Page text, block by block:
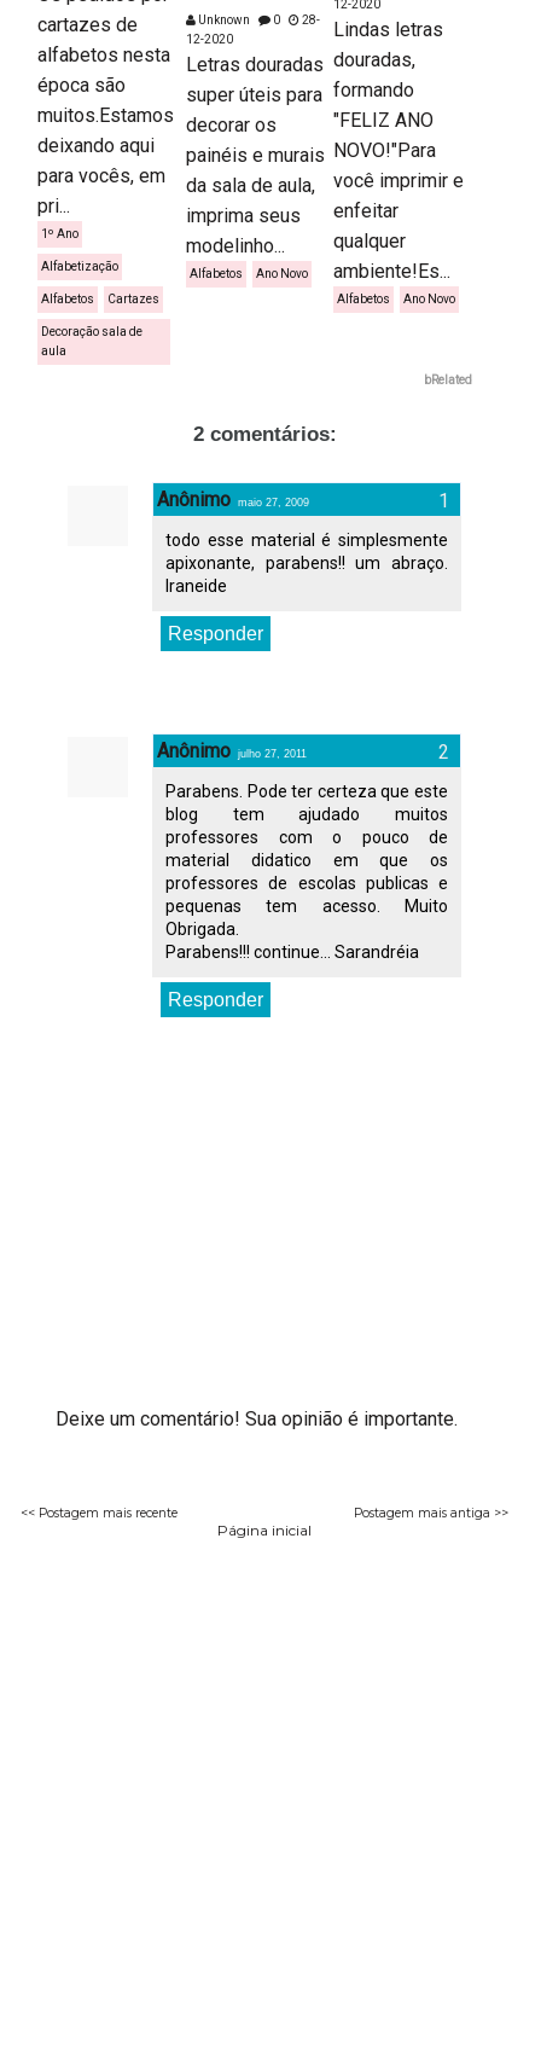
cartazes de
alfabetos nesta
época são
muitos.Estamos
deixando aqui
para vocês, em
pri...
1º Ano
Alfabetização
Alfabetos Cartazes
Decoração sala de
aula
Unknown 0
28-
12-2020
Letras douradas
super úteis para
decorar os
painéis e murais
da sala de aula,
imprima seus
modelinho...
Alfabetos Ano Novo
12-2020
Lindas letras
douradas,
formando
"FELIZ ANO
NOVO!"Para
você imprimir e
enfeitar
qualquer
ambiente!Es...
Alfabetos Ano Novo
bRelated
2 comentários:
Anônimo maio 27, 2009
todo esse material é simplesmente
apixonante, parabens!! um abraço.
Iraneide
Responder
Anônimo julho 27, 2011
Parabens. Pode ter certeza que este
blog tem ajudado muitos
professores com o pouco de
material didatico em que os
professores de escolas publicas e
pequenas tem acesso. Muito
Obrigada.
Parabens!!! continue... Sarandréia
Responder
Deixe um comentário! Sua opinião é importante.
<< Postagem mais recente Postagem mais antiga >>
Página inicial